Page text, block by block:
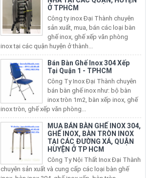
Công ty inox Đại Thành chuyên
sản xuất, mua, bán các loại bàn
ghế inox, ghế xếp văn phòng
inox tại các quận huyện ở thành...
Bán Bàn Ghế Inox 304 Xếp
Tại Quận 1 - TPHCM
Công Ty Inox Đại Thành chuyên
bán bàn ghế inox như: bộ bàn
inox tròn 1m2, bàn xếp inox, ghế
inox tròn, ghế xếp văn phòng...
MUA BÁN BÀN GHẾ INOX 304,
GHẾ INOX, BÀN TRÒN INOX
TẠI CÁC ĐƯỜNG XÁ, QUẬN
HUYỆN Ở TP HCM
Công Ty Nội Thất Inox Đại Thành
chuyên sản xuất và cung cấp các loại bàn ghế
inox, bàn inox 304, ghế inox xếp, bàn tròn...